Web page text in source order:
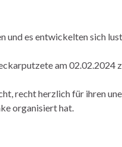
es entwickelten sich
am 02.02.2024
recht herzlich für ihren
organisiert hat.